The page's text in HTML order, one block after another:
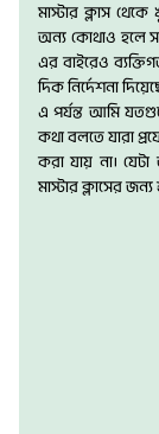
মাস্টার ক্লাস
অন্য কোথাও হলে
এর বাইরেও
দিক নির্দেশনা
এ পর্যন্ত আমি
কথা বলতে যারা
করা যায় না।
মাস্টার ক্লাসের